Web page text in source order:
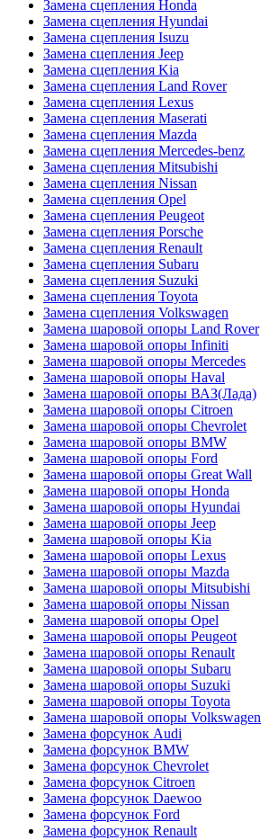
Замена сцепления Honda
Замена сцепления Hyundai
Замена сцепления Isuzu
Замена сцепления Jeep
Замена сцепления Kia
Замена сцепления Land Rover
Замена сцепления Lexus
Замена сцепления Maserati
Замена сцепления Mazda
Замена сцепления Mercedes-benz
Замена сцепления Mitsubishi
Замена сцепления Nissan
Замена сцепления Opel
Замена сцепления Peugeot
Замена сцепления Porsche
Замена сцепления Renault
Замена сцепления Subaru
Замена сцепления Suzuki
Замена сцепления Toyota
Замена сцепления Volkswagen
Замена шаровой опоры Land Rover
Замена шаровой опоры Infiniti
Замена шаровой опоры Mercedes
Замена шаровой опоры Haval
Замена шаровой опоры ВАЗ(Лада)
Замена шаровой опоры Citroen
Замена шаровой опоры Chevrolet
Замена шаровой опоры BMW
Замена шаровой опоры Ford
Замена шаровой опоры Great Wall
Замена шаровой опоры Honda
Замена шаровой опоры Hyundai
Замена шаровой опоры Jeep
Замена шаровой опоры Kia
Замена шаровой опоры Lexus
Замена шаровой опоры Mazda
Замена шаровой опоры Mitsubishi
Замена шаровой опоры Nissan
Замена шаровой опоры Opel
Замена шаровой опоры Peugeot
Замена шаровой опоры Renault
Замена шаровой опоры Subaru
Замена шаровой опоры Suzuki
Замена шаровой опоры Toyota
Замена шаровой опоры Volkswagen
Замена форсунок Audi
Замена форсунок BMW
Замена форсунок Chevrolet
Замена форсунок Citroen
Замена форсунок Daewoo
Замена форсунок Ford
Замена форсунок Renault